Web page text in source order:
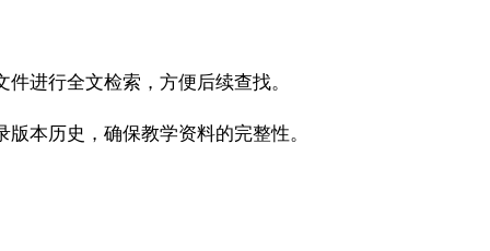
进行全文检索，方便后续查找。
本历史，确保教学资料的完整性。